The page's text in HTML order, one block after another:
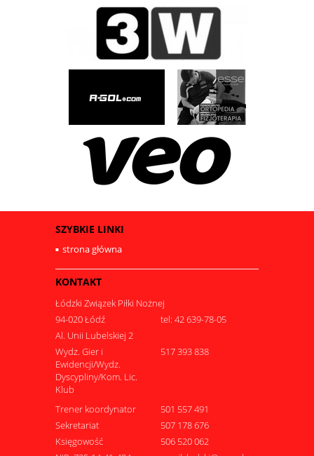
SZYBKIE LINKI
strona główna
KONTAKT
Łódzki Związek Piłki Nożnej
94-020 Łódź
tel: 42 639-78-05
Al. Unii Lubelskiej 2
Wydz. Gier i
Ewidencji/Wydz.
Dyscypliny/Kom. Lic.
Klub
517 393 838
Trener koordynator
501 557 491
Sekretariat
507 178 676
Księgowość
506 520 062